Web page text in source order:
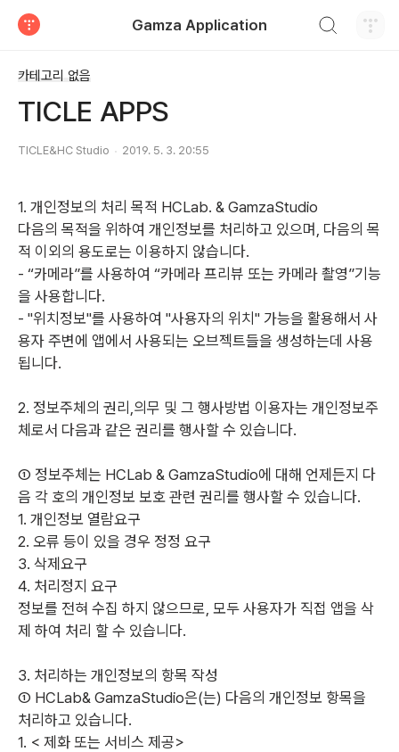
Gamza Application
카테고리 없음
TICLE APPS
TICLE&HC Studio 2019. 5. 3. 20:55
1. 개인정보의 처리 목적 HCLab. & GamzaStudio
다음의 목적을 위하여 개인정보를 처리하고 있으며, 다음의 목
적 이외의 용도로는 이용하지 않습니다.
- “카메라”를 사용하여 “카메라 프리뷰 또는 카메라 촬영”기능
을 사용합니다.
- "위치정보"를 사용하여 "사용자의 위치" 가능을 활용해서 사
용자 주변에 앱에서 사용되는 오브젝트들을 생성하는데 사용
됩니다.
2. 정보주체의 권리,의무 및 그 행사방법 이용자는 개인정보주
체로서 다음과 같은 권리를 행사할 수 있습니다.
① 정보주체는 HCLab & GamzaStudio에 대해 언제든지 다
음 각 호의 개인정보 보호 관련 권리를 행사할 수 있습니다.
1. 개인정보 열람요구
2. 오류 등이 있을 경우 정정 요구
3. 삭제요구
4. 처리정지 요구
정보를 전혀 수집 하지 않으므로, 모두 사용자가 직접 앱을 삭
제 하여 처리 할 수 있습니다.
3. 처리하는 개인정보의 항목 작성
① HCLab& GamzaStudio은(는) 다음의 개인정보 항목을
처리하고 있습니다.
1. < 제화 또는 서비스 제공>